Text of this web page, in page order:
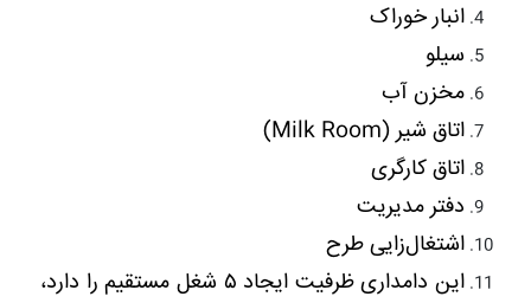
انبار خوراک
سیلو
مخزن آب
اتاق شیر (Milk Room)
اتاق کارگری
دفتر مدیریت
اشتغال‌زایی طرح
این دامداری ظرفیت ایجاد ۵ شغل مستقیم را دارد،